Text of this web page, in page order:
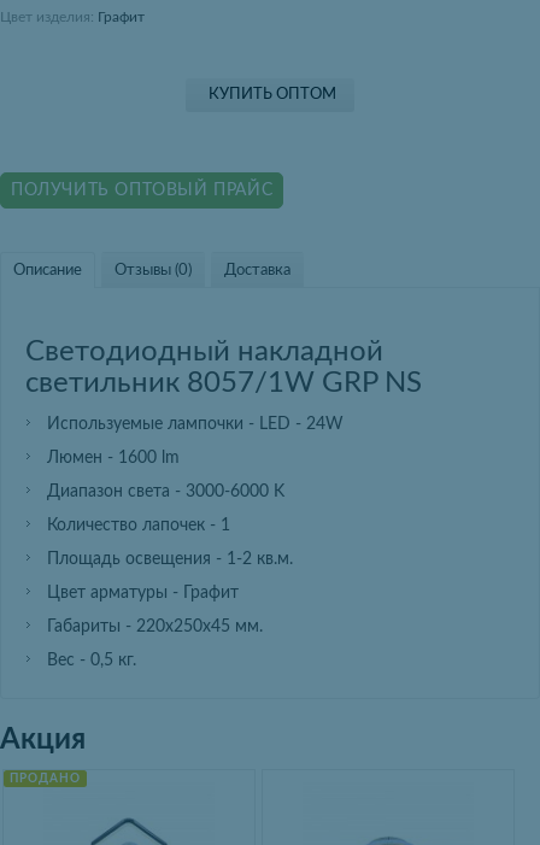
Цвет изделия: Графит
КУПИТЬ ОПТОМ
ПОЛУЧИТЬ ОПТОВЫЙ ПРАЙС
Описание Отзывы (0) Доставка
Светодиодный накладной
светильник 8057/1W GRP NS
Используемые лампочки - LED - 24W
Люмен - 1600 lm
Диапазон света - 3000-6000 K
Количество лапочек - 1
Площадь освещения - 1-2 кв.м.
Цвет арматуры - Графит
Габариты - 220х250х45 мм.
Вес - 0,5 кг.
Акция
ПРОДАНО